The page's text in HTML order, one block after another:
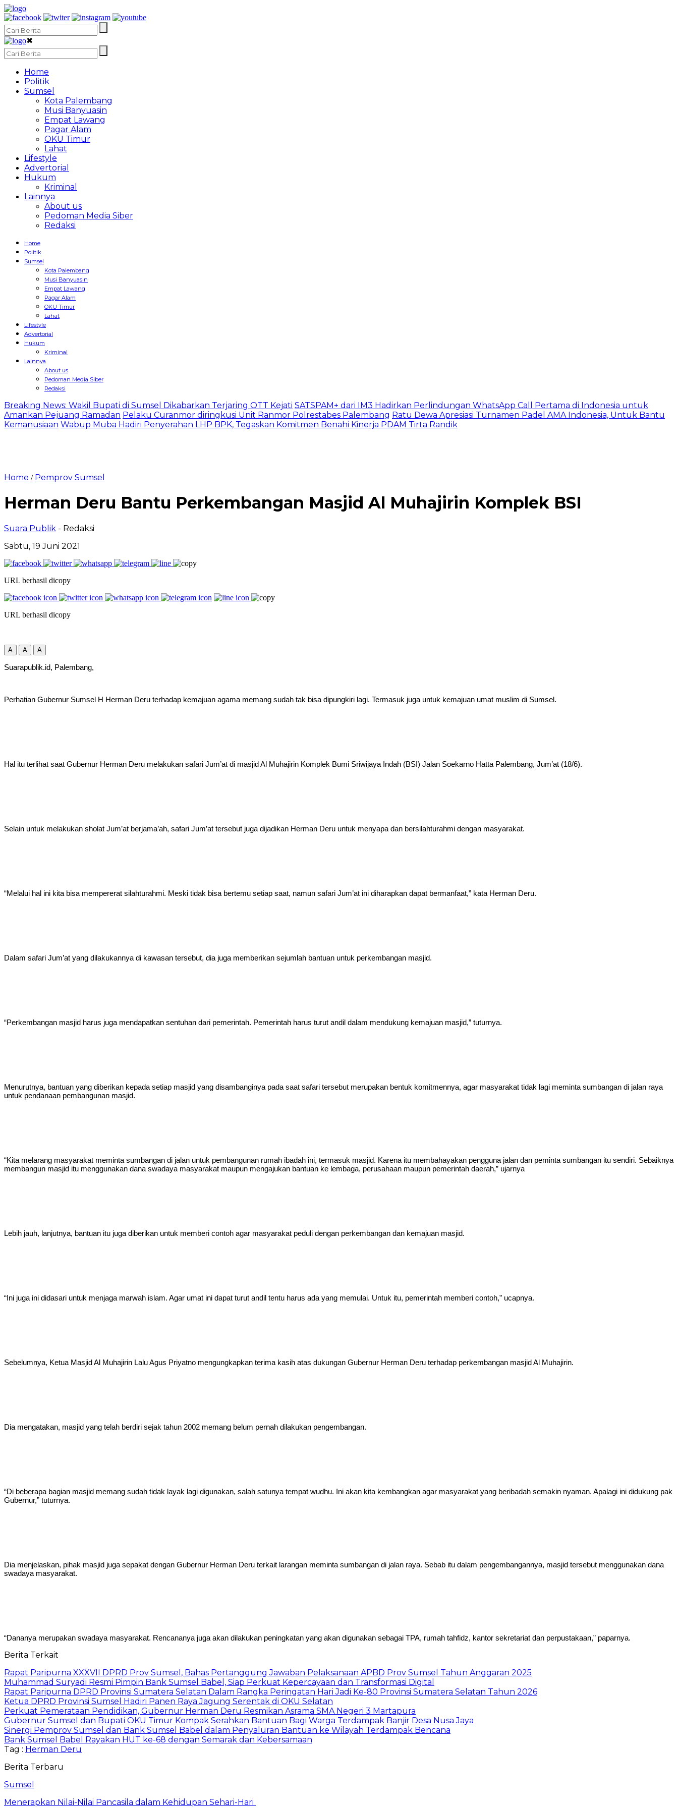
✖
Home
Politik
Sumsel
Kota Palembang
Musi Banyuasin
Empat Lawang
Pagar Alam
OKU Timur
Lahat
Lifestyle
Advertorial
Hukum
Kriminal
Lainnya
About us
Pedoman Media Siber
Redaksi
Home
Politik
Sumsel
Kota Palembang
Musi Banyuasin
Empat Lawang
Pagar Alam
OKU Timur
Lahat
Lifestyle
Advertorial
Hukum
Kriminal
Lainnya
About us
Pedoman Media Siber
Redaksi
Breaking News: Wakil Bupati di Sumsel Dikabarkan Terjaring OTT Kejati SATSPAM+ dari IM3 Hadirkan Perlindungan WhatsApp Call Pertama di Indonesia untuk
Amankan Pejuang Ramadan Pelaku Curanmor diringkusi Unit Ranmor Polrestabes Palembang Ratu Dewa Apresiasi Turnamen Padel AMA Indonesia, Untuk Bantu
Kemanusiaan Wabup Muba Hadiri Penyerahan LHP BPK, Tegaskan Komitmen Benahi Kinerja PDAM Tirta Randik
Home / Pemprov Sumsel
Herman Deru Bantu Perkembangan Masjid Al Muhajirin Komplek BSI
Suara Publik - Redaksi
Sabtu, 19 Juni 2021
URL berhasil dicopy
URL berhasil dicopy
A A A
Suarapublik.id, Palembang,
Perhatian Gubernur Sumsel H Herman Deru terhadap kemajuan agama memang sudah tak bisa dipungkiri lagi. Termasuk juga untuk kemajuan umat muslim di Sumsel.
Hal itu terlihat saat Gubernur Herman Deru melakukan safari Jum’at di masjid Al Muhajirin Komplek Bumi Sriwijaya Indah (BSI) Jalan Soekarno Hatta Palembang, Jum’at (18/6).
Selain untuk melakukan sholat Jum’at berjama’ah, safari Jum’at tersebut juga dijadikan Herman Deru untuk menyapa dan bersilahturahmi dengan masyarakat.
“Melalui hal ini kita bisa mempererat silahturahmi. Meski tidak bisa bertemu setiap saat, namun safari Jum’at ini diharapkan dapat bermanfaat,” kata Herman Deru.
Dalam safari Jum’at yang dilakukannya di kawasan tersebut, dia juga memberikan sejumlah bantuan untuk perkembangan masjid.
“Perkembangan masjid harus juga mendapatkan sentuhan dari pemerintah. Pemerintah harus turut andil dalam mendukung kemajuan masjid,” tuturnya.
Menurutnya, bantuan yang diberikan kepada setiap masjid yang disambanginya pada saat safari tersebut merupakan bentuk komitmennya, agar masyarakat tidak lagi meminta sumbangan di jalan raya
untuk pendanaan pembangunan masjid.
“Kita melarang masyarakat meminta sumbangan di jalan untuk pembangunan rumah ibadah ini, termasuk masjid. Karena itu membahayakan pengguna jalan dan peminta sumbangan itu sendiri. Sebaiknya
membangun masjid itu menggunakan dana swadaya masyarakat maupun mengajukan bantuan ke lembaga, perusahaan maupun pemerintah daerah,” ujarnya
Lebih jauh, lanjutnya, bantuan itu juga diberikan untuk memberi contoh agar masyarakat peduli dengan perkembangan dan kemajuan masjid.
“Ini juga ini didasari untuk menjaga marwah islam. Agar umat ini dapat turut andil tentu harus ada yang memulai. Untuk itu, pemerintah memberi contoh,” ucapnya.
Sebelumnya, Ketua Masjid Al Muhajirin Lalu Agus Priyatno mengungkapkan terima kasih atas dukungan Gubernur Herman Deru terhadap perkembangan masjid Al Muhajirin.
Dia mengatakan, masjid yang telah berdiri sejak tahun 2002 memang belum pernah dilakukan pengembangan.
“Di beberapa bagian masjid memang sudah tidak layak lagi digunakan, salah satunya tempat wudhu. Ini akan kita kembangkan agar masyarakat yang beribadah semakin nyaman. Apalagi ini didukung pak
Gubernur,” tuturnya.
Dia menjelaskan, pihak masjid juga sepakat dengan Gubernur Herman Deru terkait larangan meminta sumbangan di jalan raya. Sebab itu dalam pengembangannya, masjid tersebut menggunakan dana
swadaya masyarakat.
“Dananya merupakan swadaya masyarakat. Rencananya juga akan dilakukan peningkatan yang akan digunakan sebagai TPA, rumah tahfidz, kantor sekretariat dan perpustakaan,” paparnya.
Berita Terkait
Rapat Paripurna XXXVII DPRD Prov Sumsel, Bahas Pertanggung Jawaban Pelaksanaan APBD Prov Sumsel Tahun Anggaran 2025
Muhammad Suryadi Resmi Pimpin Bank Sumsel Babel, Siap Perkuat Kepercayaan dan Transformasi Digital
Rapat Paripurna DPRD Provinsi Sumatera Selatan Dalam Rangka Peringatan Hari Jadi Ke-80 Provinsi Sumatera Selatan Tahun 2026
Ketua DPRD Provinsi Sumsel Hadiri Panen Raya Jagung Serentak di OKU Selatan
Perkuat Pemerataan Pendidikan, Gubernur Herman Deru Resmikan Asrama SMA Negeri 3 Martapura
Gubernur Sumsel dan Bupati OKU Timur Kompak Serahkan Bantuan Bagi Warga Terdampak Banjir Desa Nusa Jaya
Sinergi Pemprov Sumsel dan Bank Sumsel Babel dalam Penyaluran Bantuan ke Wilayah Terdampak Bencana
Bank Sumsel Babel Rayakan HUT ke-68 dengan Semarak dan Kebersamaan
Tag : Herman Deru
Berita Terbaru
Sumsel
Menerapkan Nilai-Nilai Pancasila dalam Kehidupan Sehari-Hari